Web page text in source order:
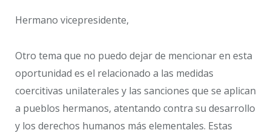
Hermano vicepresidente,
Otro tema que no puedo dejar de mencionar en esta
oportunidad es el relacionado a las medidas
coercitivas unilaterales y las sanciones que se aplican
a pueblos hermanos, atentando contra su desarrollo
y los derechos humanos más elementales. Estas